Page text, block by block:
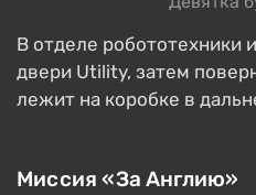
В отделе робототехники
двери Utility, затем
лежит на коробке в
Миссия «За Англию»